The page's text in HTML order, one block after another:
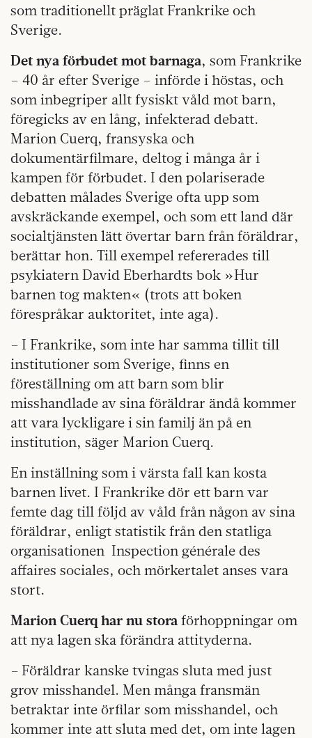
som traditionellt präglat Frankrike och
Sverige.
Det nya förbudet mot barnaga, som Frankrike
– 40 år efter Sverige – införde i höstas, och
som inbegriper allt fysiskt våld mot barn,
föregicks av en lång, infekterad debatt.
Marion Cuerq, fransyska och
dokumentärfilmare, deltog i många år i
kampen för förbudet. I den polariserade
debatten målades Sverige ofta upp som
avskräckande exempel, och som ett land där
socialtjänsten lätt övertar barn från föräldrar,
berättar hon. Till exempel refererades till
psykiatern David Eberhardts bok »Hur
barnen tog makten« (trots att boken
förespråkar auktoritet, inte aga).
– I Frankrike, som inte har samma tillit till
institutioner som Sverige, finns en
föreställning om att barn som blir
misshandlade av sina föräldrar ändå kommer
att vara lyckligare i sin familj än på en
institution, säger Marion Cuerq.
En inställning som i värsta fall kan kosta
barnen livet. I Frankrike dör ett barn var
femte dag till följd av våld från någon av sina
föräldrar, enligt statistik från den statliga
organisationen Inspection générale des
affaires sociales, och mörkertalet anses vara
stort.
Marion Cuerq har nu stora förhoppningar om
att nya lagen ska förändra attityderna.
– Föräldrar kanske tvingas sluta med just
grov misshandel. Men många fransmän
betraktar inte örfilar som misshandel, och
kommer inte att sluta med det, om inte lagen